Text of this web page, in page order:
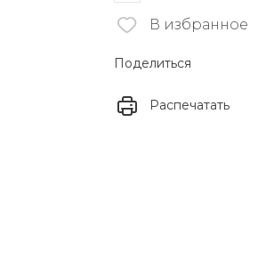
В избранное
Поделиться
Распечатать